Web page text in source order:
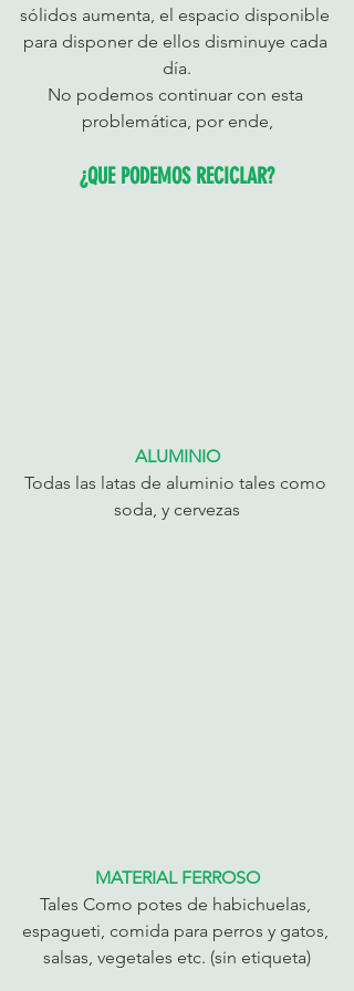
sólidos aumenta, el espacio disponible
para disponer de ellos disminuye cada
día.
No podemos continuar con esta
problemática, por ende,
¿QUE PODEMOS RECICLAR?
ALUMINIO
Todas las latas de aluminio tales como
soda, y cervezas
MATERIAL FERROSO
Tales Como potes de habichuelas,
espagueti, comida para perros y gatos,
salsas, vegetales etc. (sin etiqueta)